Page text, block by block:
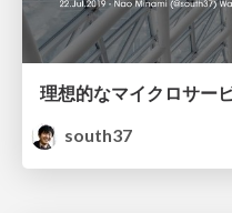
south37